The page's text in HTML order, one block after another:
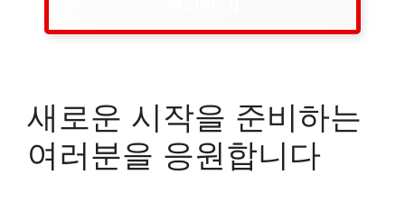
새로운 시작을 준비하는
여러분을 응원합니다